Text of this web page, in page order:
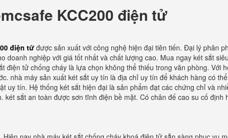
KCC200 điện tử
điện tử được sản xuất với công nghệ hiện đại tiên tiến. Đại lý phân
doanh nghiệp với giá tốt nhất và chất lượng cao. Mua ngay két sắt
điện tử chống cháy là lựa chọn không thể thiếu trong văn phòng. Với
nhà máy sản xuất két sắt uy tín là địa chỉ uy tín để khách hàng có
uy tín. Hệ thống két sắt hiện đại là sản phẩm đạt các chứng chỉ và
két sắt an toàn được sơn tĩnh điện bề mặt. Có chân đế cao su cố định